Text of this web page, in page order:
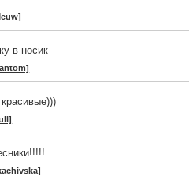
в носик